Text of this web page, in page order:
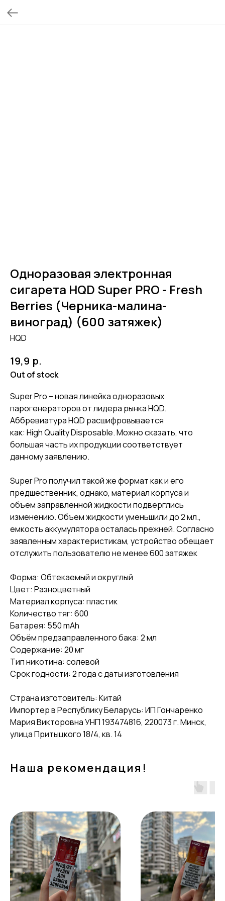
Одноразовая электронная
сигарета HQD Super PRO - Fresh
Berries (Черника-малина-
виноград) (600 затяжек)
HQD
19,9 р.
Out of stock
Super Pro – новая линейка одноразовых
парогенераторов от лидера рынка HQD.
Аббревиатура HQD расшифровывается
как: High Quality Disposable. Можно сказать, что
большая часть их продукции соответствует
данному заявлению.
Super Pro получил такой же формат как и его
предшественник, однако, материал корпуса и
объем заправленной жидкости подверглись
изменению. Объем жидкости уменьшили до 2 мл.,
емкость аккумулятора осталась прежней. Согласно
заявленным характеристикам, устройство обещает
отслужить пользователю не менее 600 затяжек
Форма: Обтекаемый и округлый
Цвет: Разноцветный
Материал корпуса: пластик
Количество тяг: 600
Батарея: 550 mAh
Объём предзаправленного бака: 2 мл
Содержание: 20 мг
Тип никотина: солевой
Срок годности: 2 года с даты изготовления
Страна изготовитель: Китай
Импортер в Республику Беларусь: ИП Гончаренко
Мария Викторовна УНП 193474816, 220073 г. Минск,
улица Притыцкого 18/4, кв. 14
Наша рекомендация!